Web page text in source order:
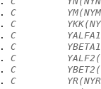
C
C
C
C
C
C
C